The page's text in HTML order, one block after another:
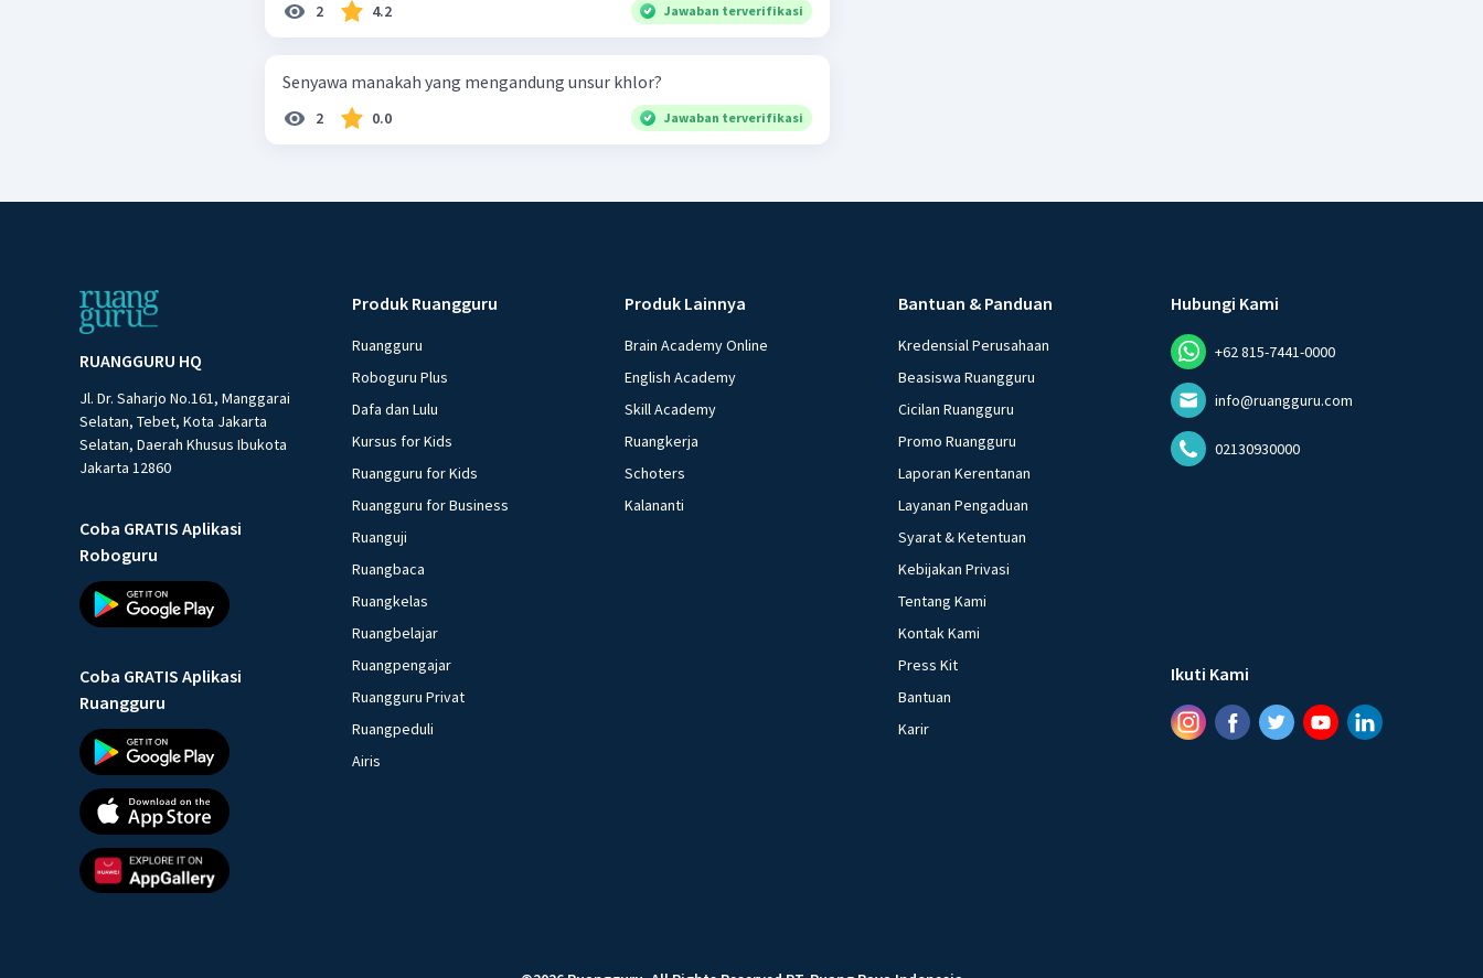
2 4.2 Jawaban terverifikasi
Senyawa manakah yang mengandung unsur khlor?
2 0.0 Jawaban terverifikasi
RUANGGURU HQ
Jl. Dr. Saharjo No.161, Manggarai
Selatan, Tebet, Kota Jakarta
Selatan, Daerah Khusus Ibukota
Jakarta 12860
Coba GRATIS Aplikasi
Roboguru
Coba GRATIS Aplikasi
Ruangguru
Produk Ruangguru
Ruangguru
Roboguru Plus
Dafa dan Lulu
Kursus for Kids
Ruangguru for Kids
Ruangguru for Business
Ruanguji
Ruangbaca
Ruangkelas
Ruangbelajar
Ruangpengajar
Ruangguru Privat
Ruangpeduli
Airis
Produk Lainnya
Brain Academy Online
English Academy
Skill Academy
Ruangkerja
Schoters
Kalananti
Bantuan & Panduan
Kredensial Perusahaan
Beasiswa Ruangguru
Cicilan Ruangguru
Promo Ruangguru
Laporan Kerentanan
Layanan Pengaduan
Syarat & Ketentuan
Kebijakan Privasi
Tentang Kami
Kontak Kami
Press Kit
Bantuan
Karir
Hubungi Kami
+62 815-7441-0000
info@ruangguru.com
02130930000
Ikuti Kami